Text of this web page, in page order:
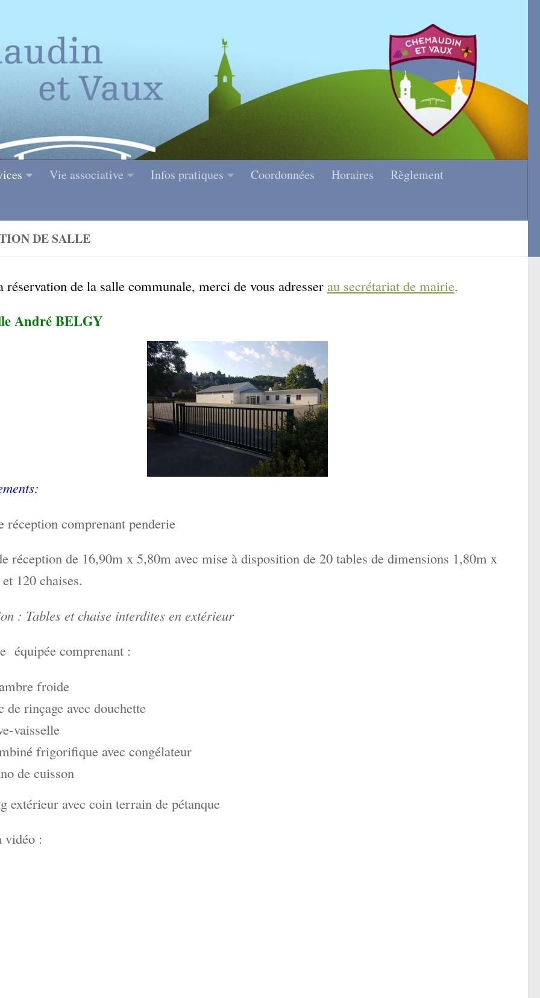
Vie associative Infos pratiques Coordonnées Horaires
Règlement
DE SALLE
réservation de la salle communale, merci de vous adresser au secrétariat de mairie.
André BELGY
réception comprenant penderie
réception de 16,90m x 5,80m avec mise à disposition de 20 tables de dimensions 1,80m x
120 chaises.
: Tables et chaise interdites en extérieur
équipée comprenant :
froide
de rinçage avec douchette
vaisselle
frigorifique avec congélateur
de cuisson
extérieur avec coin terrain de pétanque
vidéo :